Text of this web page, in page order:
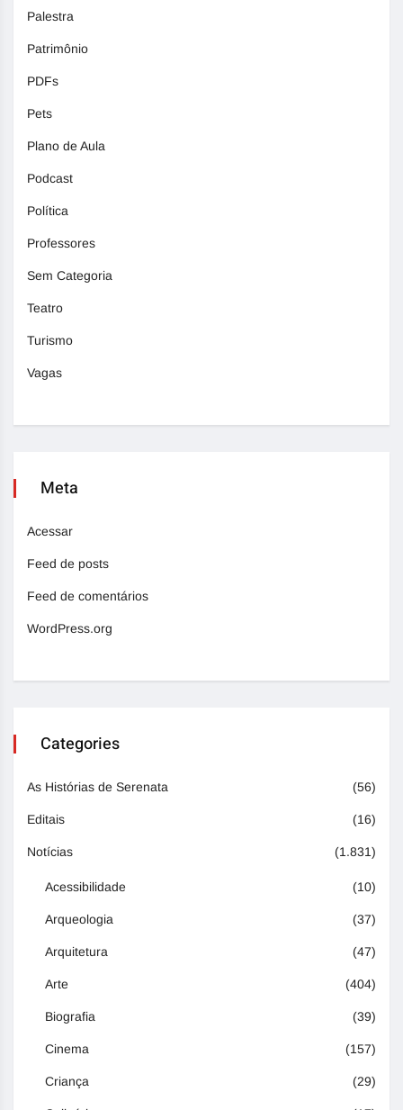
Palestra
Patrimônio
PDFs
Pets
Plano de Aula
Podcast
Política
Professores
Sem Categoria
Teatro
Turismo
Vagas
Meta
Acessar
Feed de posts
Feed de comentários
WordPress.org
Categories
As Histórias de Serenata (56)
Editais (16)
Notícias (1.831)
Acessibilidade (10)
Arqueologia (37)
Arquitetura (47)
Arte (404)
Biografia (39)
Cinema (157)
Criança (29)